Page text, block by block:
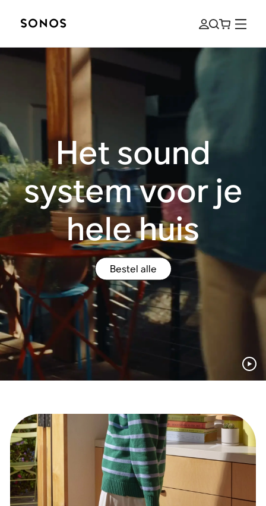
Het sound
system voor je
hele huis
Bestel alle